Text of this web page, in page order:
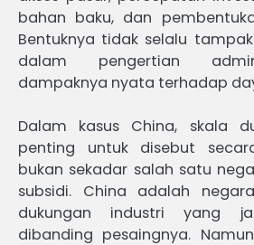
bahan baku, dan
Bentuknya tidak selalu
dalam pengertian
dampaknya nyata terhadap
Dalam kasus China, skala
penting untuk disebut
bukan sekadar salah satu
subsidi. China adalah
dukungan industri yang
dibanding pesaingnya.